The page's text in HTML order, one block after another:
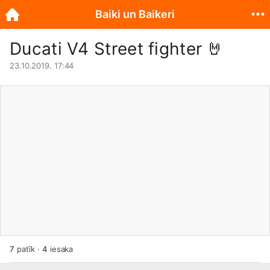
Ducati V4 Street fighter 🤘
23.10.2019. 17:44
7 patīk ·4 iesaka
Baiki un Baikeri